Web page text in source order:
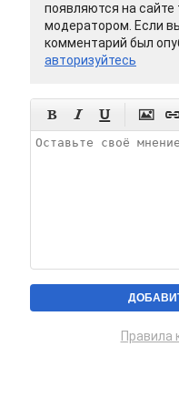
появляются на сайте
модератором. Если
комментарий был
авторизуйтесь
   
Правила